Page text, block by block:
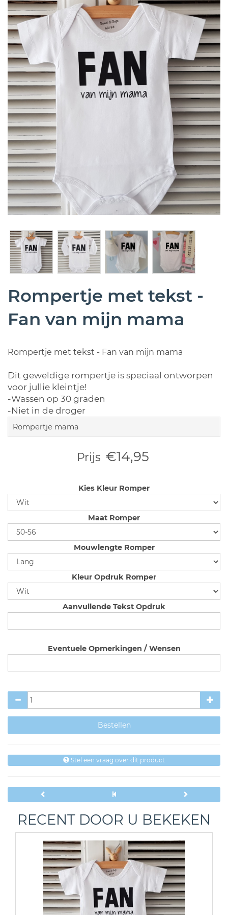
Rompertje met tekst -
Fan van mijn mama
Rompertje met tekst - Fan van mijn mama
Dit geweldige rompertje is speciaal ontworpen
voor jullie kleintje!
-Wassen op 30 graden
-Niet in de droger
Rompertje mama
Prijs €14,95
Kies Kleur Romper
Maat Romper
Mouwlengte Romper
Kleur Opdruk Romper
Aanvullende Tekst Opdruk
Eventuele Opmerkingen / Wensen
Stel een vraag over dit product
RECENT DOOR U BEKEKEN